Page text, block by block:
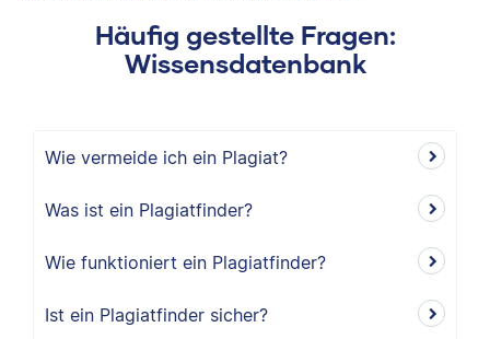
Häufig gestellte Fragen:
Wissensdatenbank
Wie vermeide ich ein Plagiat?
Was ist ein Plagiatfinder?
Wie funktioniert ein Plagiatfinder?
Ist ein Plagiatfinder sicher?